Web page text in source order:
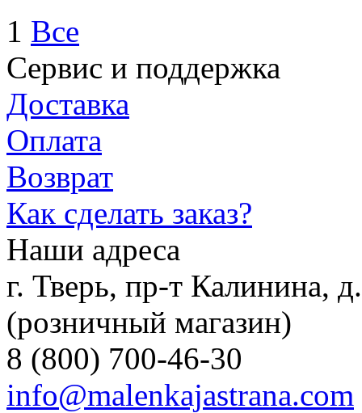
1 Все
Сервис и поддержка
Доставка
Оплата
Возврат
Как сделать заказ?
Наши адреса
г. Тверь, пр-т
(розничный магазин)
8 (800) 700-46-30
info@malenkajastrana.com